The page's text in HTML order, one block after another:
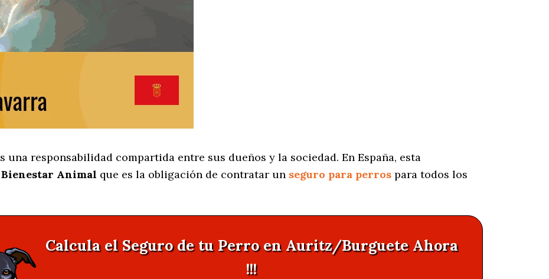
una responsabilidad compartida entre sus dueños y la sociedad. En España, esta
Animal que es la obligación de contratar un seguro para perros para todos los
Calcula el Seguro de tu Perro en Auritz/Burguete Ahora
!!!